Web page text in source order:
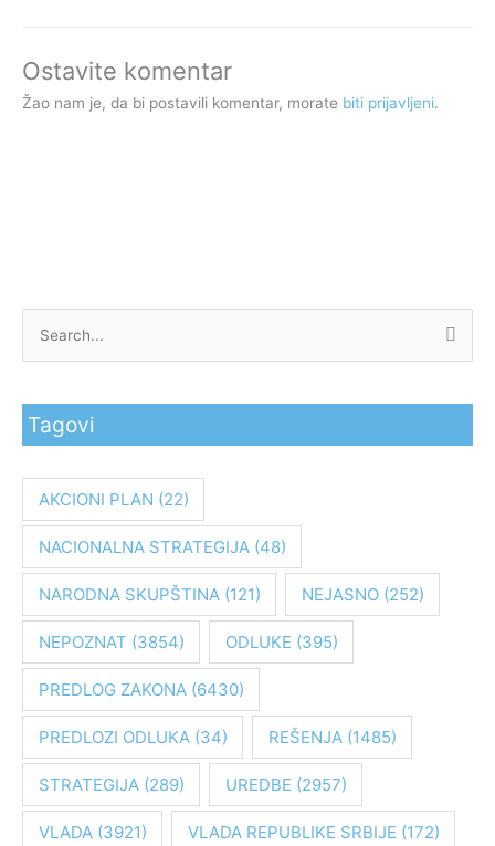
Ostavite komentar
Žao nam je, da bi postavili komentar, morate biti prijavljeni.
g
z
Tagovi
AKCIONI PLAN (22)
NACIONALNA STRATEGIJA(48)
NARODNA SKUPŠTINA(121) NEJASNO(252)
NEPOZNAT (3854) ODLUKE (395)
PREDLOG ZAKONA(6430)
PREDLOZI ODLUKA(34) REŠENJA(1485)
STRATEGIJA(289) UREDBE (2957)
VLADA(3921) VLADA REPUBLIKE SRBIJE (172)